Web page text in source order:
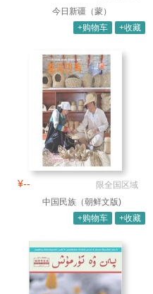
今日新疆（蒙）
+购物车
+收藏
¥--
限全国区域
中国民族（朝鲜文版)
+购物车
+收藏